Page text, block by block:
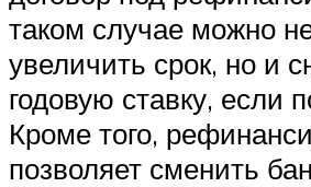
таком случае можно
увеличить срок, но и
годовую ставку, если
Кроме того,
позволяет сменить